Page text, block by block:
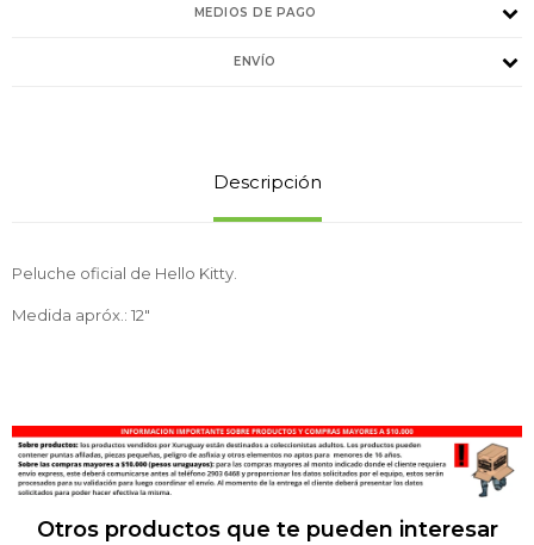
MEDIOS DE PAGO
ENVÍO
Descripción
Peluche oficial de Hello Kitty.
Medida apróx.: 12"
Otros productos que te pueden interesar